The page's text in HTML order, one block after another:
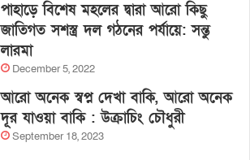
পাহাড়ে বিশেষ মহলের দ্বারা আরো কিছু
জাতিগত সশস্ত্র দল গঠনের পর্যায়ে: সন্তু
লারমা
December 5, 2022
আরো অনেক স্বপ্ন দেখা বাকি, আরো অনেক
দূর যাওয়া বাকি : উক্রাচিং চৌধুরী
September 18, 2023